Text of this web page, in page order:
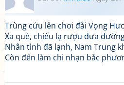
Trùng cửu lên chơi đài Vọng
Xa quê, chiếu lạ rượu đưa
Nhân tình đã lạnh, Nam Trung
Còn đến làm chi nhạn bắc